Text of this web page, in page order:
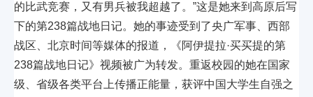
的比武竞赛，又有男兵被我超越了。”这是她来到高原后写
下的第238篇战地日记。她的事迹受到了央广军事、西部
战区、北京时间等媒体的报道，《阿伊提拉·买买提的第
238篇战地日记》视频被广为转发。重返校园的她在国家
级、省级各类平台上传播正能量，获评中国大学生自强之